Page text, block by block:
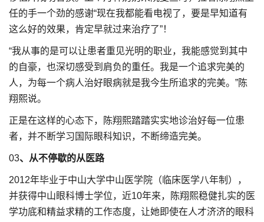
任的手一个劲的感谢“现在我都能看电视了，要是早知道有
这么好的效果，肯定早就过来治疗了”！
“我从事的是可以让患者重见光明的职业，我能感觉到其中
的自豪，也深切感受到肩负的重任。我是一个追求完美的
人，为每一个病人治好眼病就是我今生所追求的完美。”陈
翔熙说。
正是在这样的心态下，陈翔熙踏踏实实地诊治好每一位患
者，并不断学习国际眼科知识，不断缔造完美。
03、从不停歇的从医路
2012年毕业于中山大学中山医学院（临床医学八年制），
并获得中山眼科博士学位，近10年来，陈翔熙稳健扎实的医
学功底和精益求精的工作态度，让她即使在人才济济的眼科